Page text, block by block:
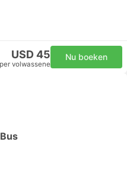
USD 45
per volwassene
Nu boeken